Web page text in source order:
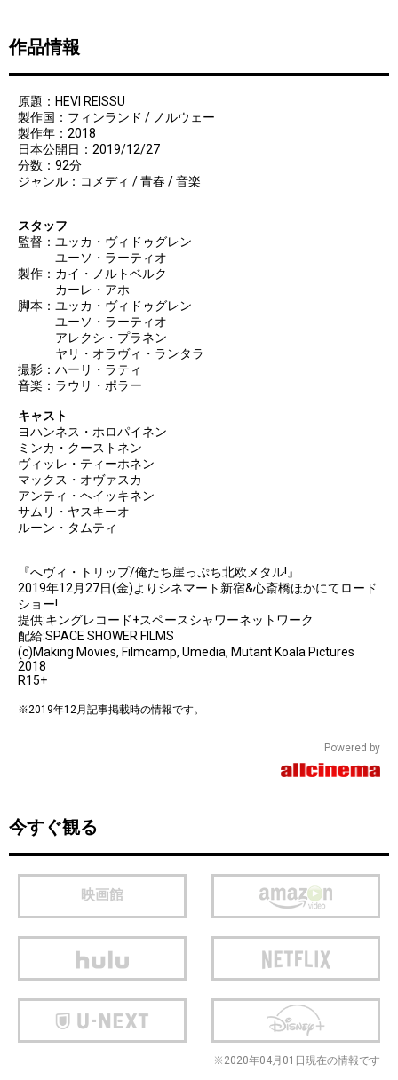
作品情報
原題：HEVI REISSU
製作国：フィンランド / ノルウェー
製作年：2018
日本公開日：2019/12/27
分数：92分
ジャンル： コメディ /青春 /音楽
スタッフ
監督：ユッカ・ヴィドゥグレン
ユーソ・ラーティオ
製作：カイ・ノルトベルク
カーレ・アホ
脚本：ユッカ・ヴィドゥグレン
ユーソ・ラーティオ
アレクシ・プラネン
ヤリ・オラヴィ・ランタラ
撮影：ハーリ・ラティ
音楽：ラウリ・ポラー
キャスト
ヨハンネス・ホロパイネン
ミンカ・クーストネン
ヴィッレ・ティーホネン
マックス・オヴァスカ
アンティ・ヘイッキネン
サムリ・ヤスキーオ
ルーン・タムティ
『へヴィ・トリップ/俺たち崖っぷち北欧メタル!』
2019年12月27日(金)よりシネマート新宿&心斎橋ほかにてロード
ショー!
提供:キングレコード+スペースシャワーネットワーク
配給:SPACE SHOWER FILMS
(c)Making Movies, Filmcamp, Umedia, Mutant Koala Pictures
2018
R15+
※2019年12月記事掲載時の情報です。
Powered by
今すぐ観る
映画館
※2020年04月01日現在の情報です